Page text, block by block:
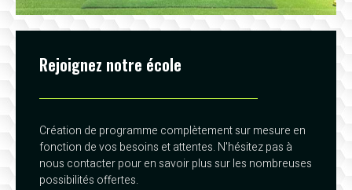
Rejoignez notre école
Création de programme complètement sur mesure en
fonction de vos besoins et attentes. N'hésitez pas à
nous contacter pour en savoir plus sur les nombreuses
possibilités offertes.